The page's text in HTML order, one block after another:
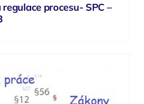
procesu- SPC –